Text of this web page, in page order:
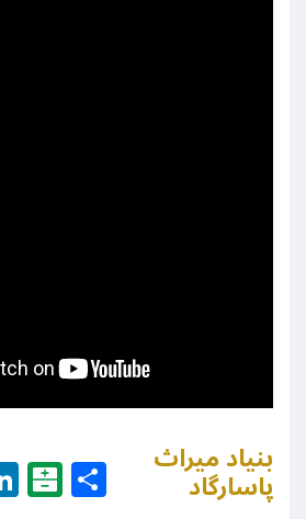
LinkedIn
Balatarin
Share
بنیاد میراث
پاسارگاد